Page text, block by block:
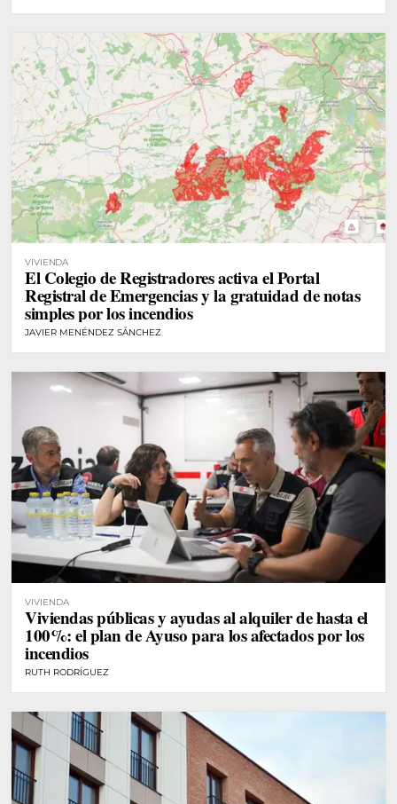
VIVIENDA
El Colegio de Registradores activa el Portal
Registral de Emergencias y la gratuidad de notas
simples por los incendios
JAVIER MENÉNDEZ SÁNCHEZ
VIVIENDA
Viviendas públicas y ayudas al alquiler de hasta el
100%: el plan de Ayuso para los afectados por los
incendios
RUTH RODRÍGUEZ